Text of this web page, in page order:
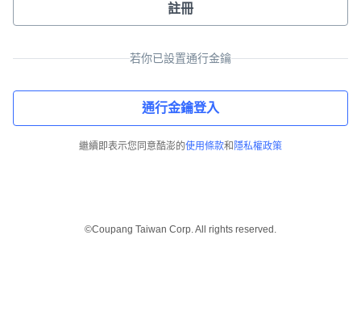
註冊
若你已設置通行金鑰
通行金鑰登入
繼續即表示您同意酷澎的使用條款和 隱私權政策
©Coupang Taiwan Corp. All rights reserved.